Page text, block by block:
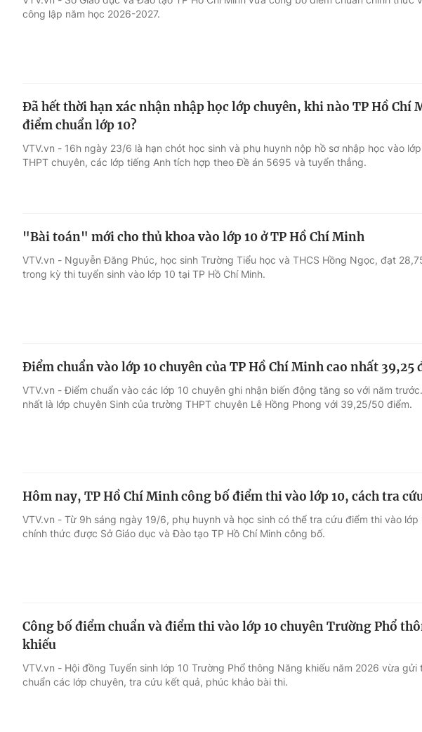
công lập năm học 2026-2027.
Đã hết thời hạn xác nhận nhập học lớp chuyên, khi nào TP Hồ Chí
điểm chuẩn lớp 10?
VTV.vn - 16h ngày 23/6 là hạn chót học sinh và phụ huynh nộp hồ sơ nhập học vào
THPT chuyên, các lớp tiếng Anh tích hợp theo Đề án 5695 và tuyển thẳng.
"Bài toán" mới cho thủ khoa vào lớp 10 ở TP Hồ Chí Minh
VTV.vn - Nguyễn Đăng Phúc, học sinh Trường Tiểu học và THCS Hồng Ngọc, đạt
trong kỳ thi tuyển sinh vào lớp 10 tại TP Hồ Chí Minh.
Điểm chuẩn vào lớp 10 chuyên của TP Hồ Chí Minh cao nhất 39,25
VTV.vn - Điểm chuẩn vào các lớp 10 chuyên ghi nhận biến động tăng so với năm
nhất là lớp chuyên Sinh của trường THPT chuyên Lê Hồng Phong với 39,25/50 điểm.
Hôm nay, TP Hồ Chí Minh công bố điểm thi vào lớp 10, cách tra
VTV.vn - Từ 9h sáng ngày 19/6, phụ huynh và học sinh có thể tra cứu điểm thi vào
chính thức được Sở Giáo dục và Đào tạo TP Hồ Chí Minh công bố.
Công bố điểm chuẩn và điểm thi vào lớp 10 chuyên Trường Phổ
khiếu
VTV.vn - Hội đồng Tuyển sinh lớp 10 Trường Phổ thông Năng khiếu năm 2026 vừa gửi
chuẩn các lớp chuyên, tra cứu kết quả, phúc khảo bài thi.